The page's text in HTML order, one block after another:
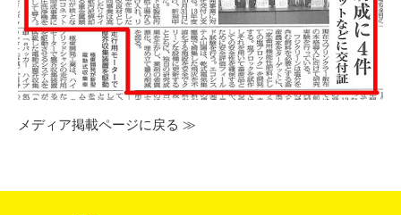
メディア掲載ページに戻る ≫